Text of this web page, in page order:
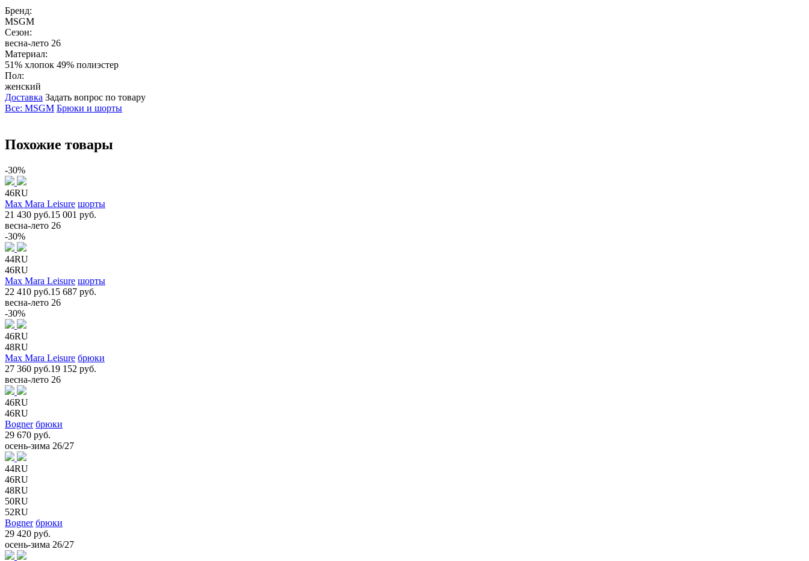
Бренд:
MSGM
Сезон:
весна-лето 26
Материал:
51% хлопок 49% полиэстер
Пол:
женский
Доставка Задать вопрос по товару
Все: MSGM Брюки и шорты
Похожие товары
-30%
46RU
Max Mara Leisure шорты
21 430 руб.15 001 руб.
весна-лето 26
-30%
44RU
46RU
Max Mara Leisure шорты
22 410 руб.15 687 руб.
весна-лето 26
-30%
46RU
48RU
Max Mara Leisure брюки
27 360 руб.19 152 руб.
весна-лето 26
46RU
46RU
Bogner брюки
29 670 руб.
осень-зима 26/27
44RU
46RU
48RU
50RU
52RU
Bogner брюки
29 420 руб.
осень-зима 26/27